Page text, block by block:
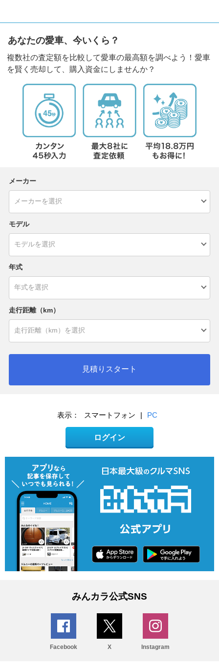
あなたの愛車、今いくら？
複数社の査定額を比較して愛車の最高額を調べよう！愛車
を賢く売却して、購入資金にしませんか？
メーカー
モデル
年式
走行距離（km）
見積りスタート
表示： スマートフォン | PC
ログイン
みんカラ公式SNS
Facebook X Instagram